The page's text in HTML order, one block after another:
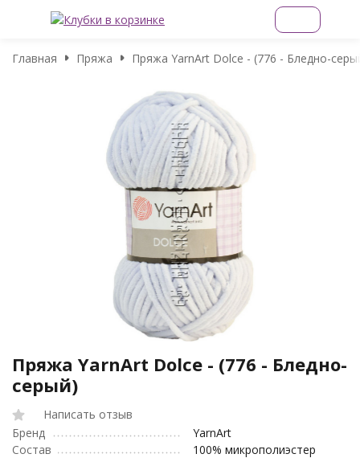
Главная Пряжа Пряжа YarnArt Dolce - (776 - Бледно-
Пряжа YarnArt Dolce - (776 - Бледно-
серый)
Написать отзыв
Бренд
YarnArt
Состав
100% микрополиэстер